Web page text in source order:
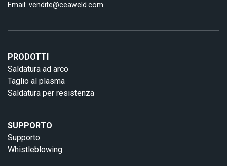
Email: vendite@ceaweld.com
PRODOTTI
Saldatura ad arco
Taglio al plasma
Saldatura per resistenza
SUPPORTO
Supporto
Whistleblowing